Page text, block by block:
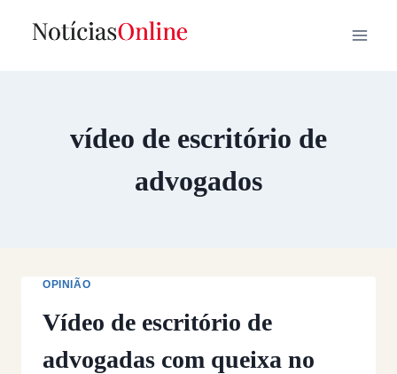
vídeo de escritório de
advogados
OPINIÃO
Vídeo de escritório de
advogadas com queixa no